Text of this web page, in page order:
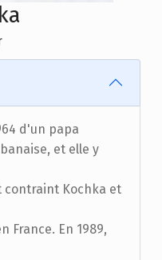
d'un papa
et elle y
contraint Kochka et
France. En 1989,